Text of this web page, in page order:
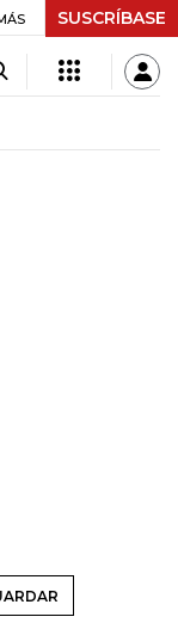
+$ 0,05 +0,01%
SUSCRÍBASE